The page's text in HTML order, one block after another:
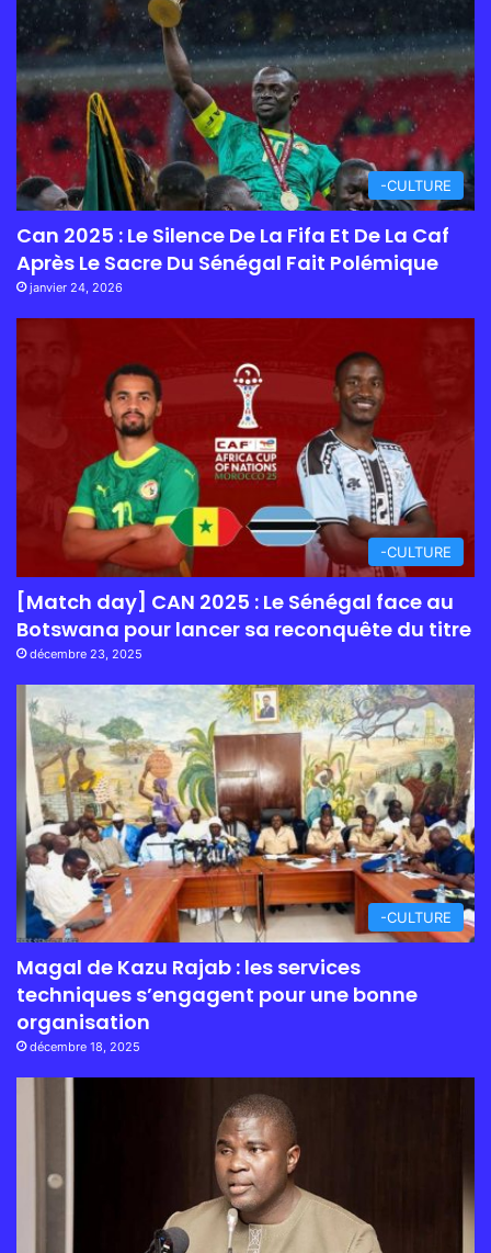
-CULTURE
Can 2025 : Le Silence De La Fifa Et De La Caf
Après Le Sacre Du Sénégal Fait Polémique
janvier 24, 2026
-CULTURE
[Match day] CAN 2025 : Le Sénégal face au
Botswana pour lancer sa reconquête du titre
décembre 23, 2025
-CULTURE
Magal de Kazu Rajab : les services
techniques s’engagent pour une bonne
organisation
décembre 18, 2025